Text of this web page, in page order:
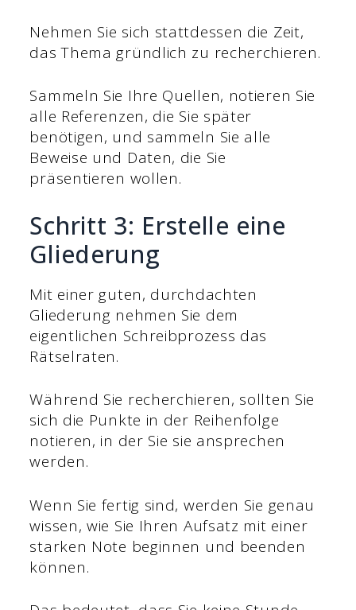
Nehmen Sie sich stattdessen die Zeit,
das Thema gründlich zu recherchieren.
Sammeln Sie Ihre Quellen, notieren Sie
alle Referenzen, die Sie später
benötigen, und sammeln Sie alle
Beweise und Daten, die Sie
präsentieren wollen.
Schritt 3: Erstelle eine
Gliederung
Mit einer guten, durchdachten
Gliederung nehmen Sie dem
eigentlichen Schreibprozess das
Rätselraten.
Während Sie recherchieren, sollten Sie
sich die Punkte in der Reihenfolge
notieren, in der Sie sie ansprechen
werden.
Wenn Sie fertig sind, werden Sie genau
wissen, wie Sie Ihren Aufsatz mit einer
starken Note beginnen und beenden
können.